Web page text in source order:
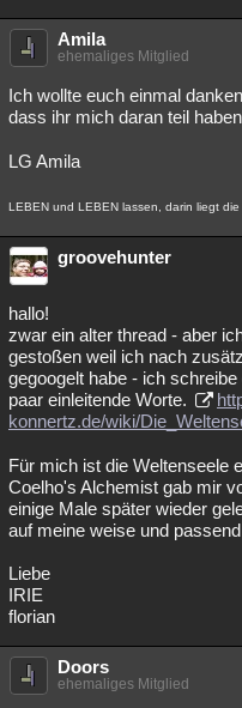
Amila
ehemaliges Mitglied
Ich wollte euch einmal
dass ihr mich daran teil
LG Amila
LEBEN und LEBEN lassen, darin liegt die
groovehunter
hallo!
zwar ein alter thread - aber
gestoßen weil ich nach
gegoogelt habe - ich
paar einleitende Worte.
konnertz.de/wiki/
Für mich ist die Weltenseele
Coelho's Alchemist gab mir
einige Male später wieder
auf meine weise und
Liebe
IRIE
florian
Doors
ehemaliges Mitglied